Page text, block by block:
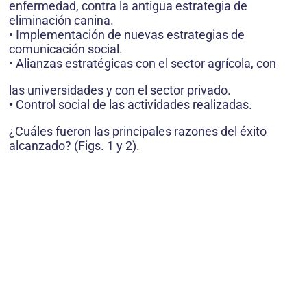
enfermedad, contra la antigua estrategia de
eliminación canina.
• Implementación de nuevas estrategias de
comunicación social.
• Alianzas estratégicas con el sector agrícola, con
las universidades y con el sector privado.
• Control social de las actividades realizadas.
¿Cuáles fueron las principales razones del éxito
alcanzado? (Figs. 1 y 2).